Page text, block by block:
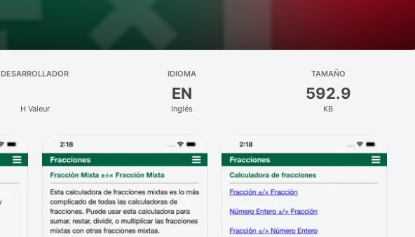
DESARROLLADOR
H Valeur
IDIOMA
EN
Inglés
TAMAÑO
592.9
KB